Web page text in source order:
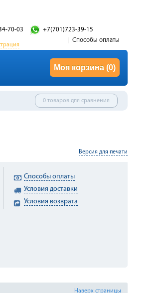
70-03 +7(701)723-39-15
Способы оплаты
Моя корзина (0)
0 товаров для сравнения
Версия для печати
Способы оплаты
Условия доставки
Условия возврата
Наверх страницы